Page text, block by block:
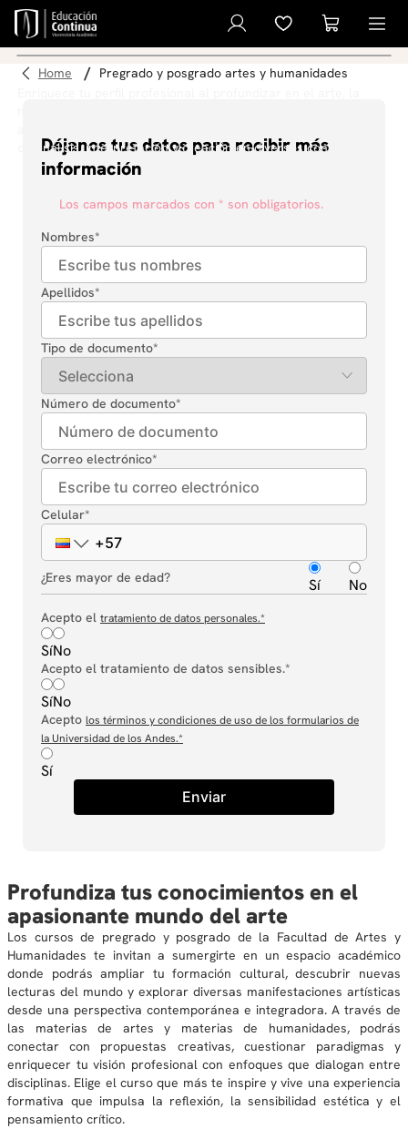
Humanidades
de análisis, interpretación y creación en diversos contextos.
pregrado y posgrado artes y humanidades
Déjanos tus datos para recibir más
información
Los campos marcados con * son obligatorios.
Nombres*
Apellidos*
Tipo de documento*
Número de documento*
Correo electrónico*
Celular*
¿Eres mayor de edad? Sí No
Acepto el tratamiento de datos personales.*
SíNo
Acepto el tratamiento de datos sensibles.*
SíNo
Acepto los términos y condiciones de uso de los formularios de
la Universidad de los Andes.*
Sí
Enviar
Profundiza tus conocimientos en el
apasionante mundo del arte
Los cursos de pregrado y posgrado de la Facultad de Artes y
Humanidades te invitan a sumergirte en un espacio académico
donde podrás ampliar tu formación cultural, descubrir nuevas
lecturas del mundo y explorar diversas manifestaciones artísticas
desde una perspectiva contemporánea e integradora. A través de
las materias de artes y materias de humanidades, podrás
conectar con propuestas creativas, cuestionar paradigmas y
enriquecer tu visión profesional con enfoques que dialogan entre
disciplinas. Elige el curso que más te inspire y vive una experiencia
formativa que impulsa la reflexión, la sensibilidad estética y el
pensamiento crítico.